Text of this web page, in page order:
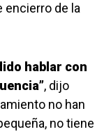
encierro de la
hablar con
, dijo
no han
no tiene